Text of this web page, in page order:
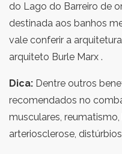
do Lago do Barreiro de
destinada aos banhos
vale conferir a
arquiteto Burle Marx .
Dica: Dentre outros
recomendados no
musculares,
arteriosclerose,